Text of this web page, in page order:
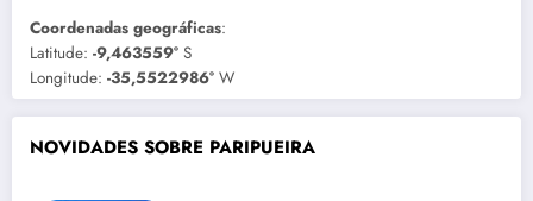
Coordenadas geográficas:
Latitude: -9,463559° S
Longitude: -35,5522986° W
NOVIDADES SOBRE PARIPUEIRA